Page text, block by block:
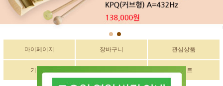
마이페이지 장바구니 관심상품
기획전 이벤트